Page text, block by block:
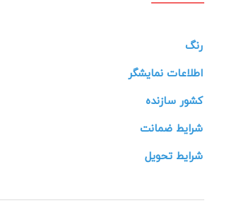
رنگ
اطلاعات نمایشگر
کشور سازنده
شرایط ضمانت
شرایط تحویل